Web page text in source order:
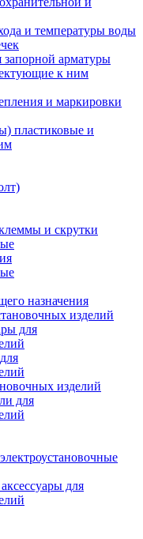
и температуры воды
арматуры
к ним
и маркировки
пластиковые и
и скрутки
назначения
изделий
для
изделий
для
для